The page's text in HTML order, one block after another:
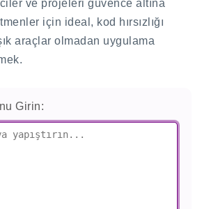
ve projeleri güvence altına
için ideal, kod hırsızlığı
araçlar olmadan uygulama
Girin: